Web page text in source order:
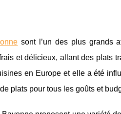
sont l’un des plus grands
et délicieux, allant des plats
en Europe et elle a été
plats pour tous les goûts et